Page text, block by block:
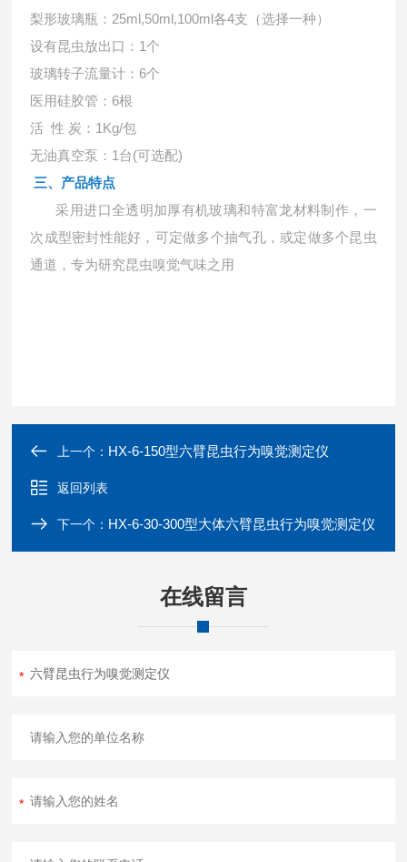
梨形玻璃瓶： 25ml,50ml,100ml各4支（选择一种）
设有昆虫放出口： 1个
玻璃转子流量计： 6个
医用硅胶管： 6根
活 性 炭：1Kg/包
无油真空泵： 1台(可选配)
三、产品特点
采用进口全透明加厚有机玻璃和特富龙材料制作，一
次成型密封性能好，可定做多个抽气孔，或定做多个昆虫
通道，专为研究昆虫嗅觉气味之用
上一个： HX-6-150型六臂昆虫行为嗅觉测定仪
返回列表
下一个： HX-6-30-300型大体六臂昆虫行为嗅觉测定仪
在线留言